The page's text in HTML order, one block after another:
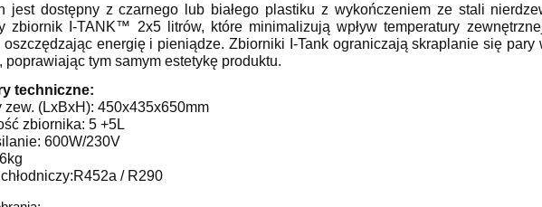
jest dostępny z czarnego lub białego plastiku z wykończeniem ze stali
zbiornik I-TANK™ 2x5 litrów, które minimalizują wpływ temperatury
oszczędzając energię i pieniądze. Zbiorniki I-Tank ograniczają skraplanie się
poprawiając tym samym estetykę produktu.
techniczne:
zew. (LxBxH): 450x435x650mm
zbiornika: 5 +5L
600W/230V
/ R290